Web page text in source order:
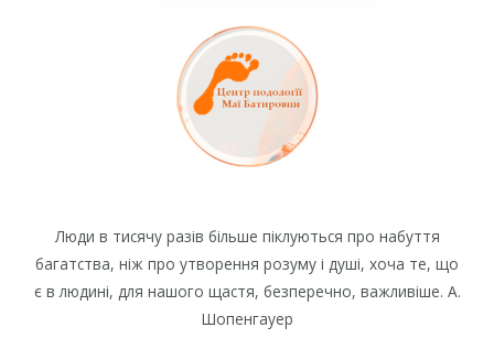
Люди в тисячу разів більше піклуються про набуття
багатства, ніж про утворення розуму і душі, хоча те, що
є в людині, для нашого щастя, безперечно, важливіше. А.
Шопенгауер